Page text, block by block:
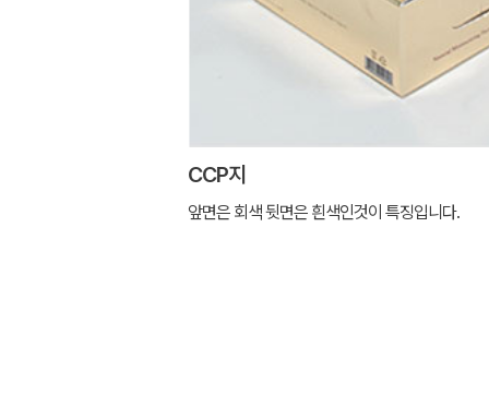
CCP지
앞면은 회색 뒷면은 흰색인것이 특징입니다.